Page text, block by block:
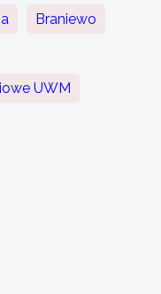
Braniewo
UWM